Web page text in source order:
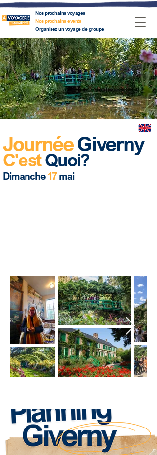
Nos prochains voyages
Nos prochains events
Organisez un voyage de groupe
JournéeGiverny
C'estQuoi?
Dimanche17mai